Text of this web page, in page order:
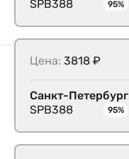
SPB388 95%
Цена: 3818 ₽
Санкт-Петербург
SPB388
95%